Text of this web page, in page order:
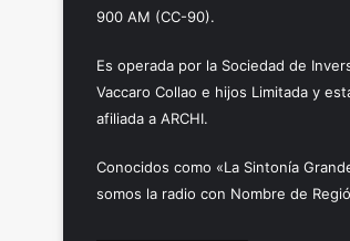
900 AM (CC-90).
Es operada por la Sociedad de
Vaccaro Collao e hijos Limitada y
afiliada a ARCHI.
Conocidos como «La Sintonía
somos la radio con Nombre de